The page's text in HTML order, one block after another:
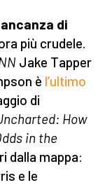
di
più crudele.
Jake Tapper
è l’ultimo
di
How
in the
dalla mappa:
e le